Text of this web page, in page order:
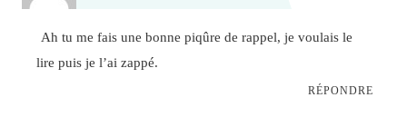
Ah tu me fais une bonne piqûre de rappel, je voulais le
lire puis je l’ai zappé.
RÉPONDRE